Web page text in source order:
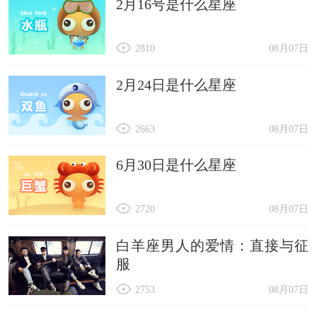
2月16号是什么星座
08月07日
2810
2月24日是什么星座
08月07日
2663
6月30日是什么星座
08月07日
2720
白羊座男人的爱情：直接与征
服
08月07日
2753